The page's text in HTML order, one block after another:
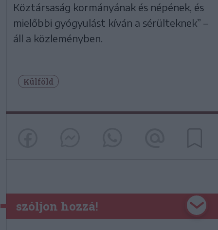
Köztársaság kormányának és népének, és
mielőbbi gyógyulást kíván a sérülteknek” –
áll a közleményben.
Külföld
szóljon hozzá!